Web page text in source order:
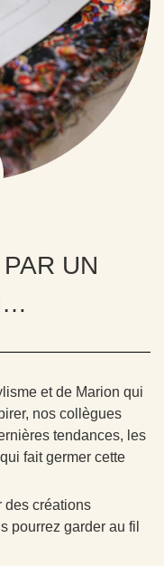
•
UN
et de Marion qui
nos collègues
tendances, les
fait germer cette
des créations
pourrez garder au fil